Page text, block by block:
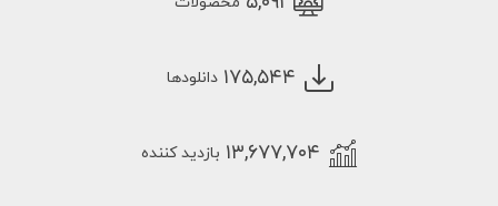
۱۷۵,۵۴۴ دانلودها
۱۳,۶۷۷,۷۰۴ بازدید کننده